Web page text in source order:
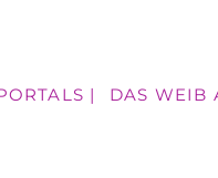
| DAS WEIB